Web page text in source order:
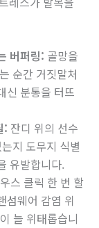
버퍼링: 골망을
순간 거짓말처
신 분통을 터뜨
: 잔디 위의 선수
지 도무지 식별
유발합니다.
스 클릭 한 번 할
섬웨어 감염 위
늘 위태롭습니